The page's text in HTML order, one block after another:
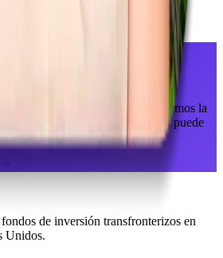
el equipo de
en vivo de 30 minutos. Recorreremos la
y te mostraremos cómo Polibit puede
de tu fondo.
de inversión transfronterizos en
Unidos.